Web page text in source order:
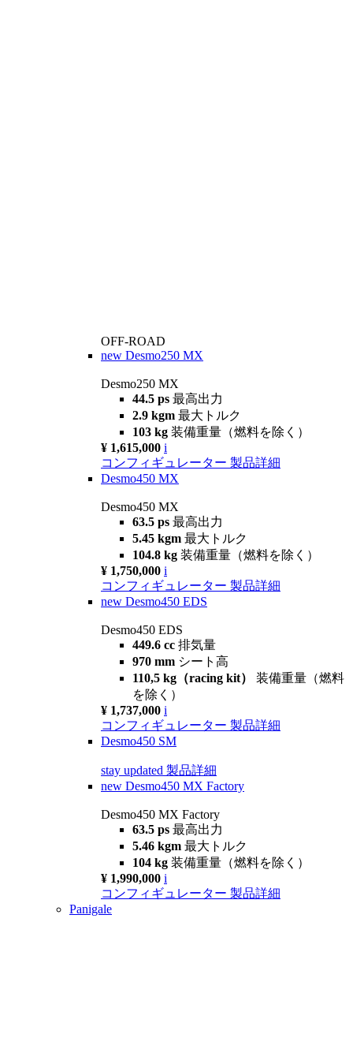
OFF-ROAD
new Desmo250 MX
Desmo250 MX
44.5 ps 最高出力
2.9 kgm 最大トルク
103 kg 装備重量（燃料を除く）
¥ 1,615,000 i
コンフィギュレーター 製品詳細
Desmo450 MX
Desmo450 MX
63.5 ps 最高出力
5.45 kgm 最大トルク
104.8 kg 装備重量（燃料を除く）
¥ 1,750,000 i
コンフィギュレーター 製品詳細
new Desmo450 EDS
Desmo450 EDS
449.6 cc 排気量
970 mm シート高
110,5 kg（racing kit） 装備重量（燃料
を除く）
¥ 1,737,000 i
コンフィギュレーター 製品詳細
Desmo450 SM
stay updated 製品詳細
new Desmo450 MX Factory
Desmo450 MX Factory
63.5 ps 最高出力
5.46 kgm 最大トルク
104 kg 装備重量（燃料を除く）
¥ 1,990,000 i
コンフィギュレーター 製品詳細
Panigale